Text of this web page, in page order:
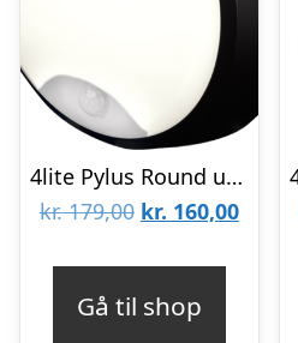
4lite Pylus Round udendørs væglampe med sensor, sort
kr.179,00 Den
var:
kr. 160,00Den
Gå til shop